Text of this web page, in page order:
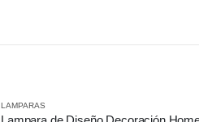
LAMPARAS